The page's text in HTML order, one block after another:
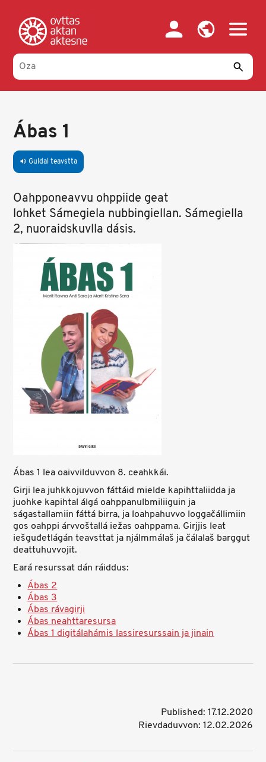
main
content
Ábas 1
volume_up Guldal teavstta
Oahpponeavvu ohppiide geat
lohket Sámegiela nubbingiellan. Sámegiella
2, nuoraidskuvlla dásis.
Ábas 1 lea oaivvilduvvon 8. ceahkkái.
Girji lea juhkkojuvvon fáttáid mielde kapihttaliidda ja
juohke kapihtal álgá oahppanulbmiliiguin ja
ságastallamiin fáttá birra, ja loahpahuvvo loggačállimiin
gos oahppi árvvoštallá iežas oahppama. Girjjis leat
iešguđetlágán teavsttat ja njálmmálaš ja čálalaš barggut
deattuhuvvojit.
Eará resurssat dán ráiddus:
Ábas 2
Ábas 3
Ábas rávagirji
Ábas neahttaresursa
Ábas 1 digitálahámis lassiresurssain ja jinain
Published: 17.12.2020
Rievdaduvvon: 12.02.2026